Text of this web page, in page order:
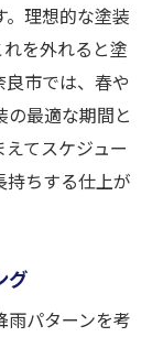
イル
律と規制
デザイン
トレンド
は？
レンダー
理想的な塗装
を外れると塗
市では、春や
最適な期間と
てスケジュー
持ちする仕上が
グ
パターンを考